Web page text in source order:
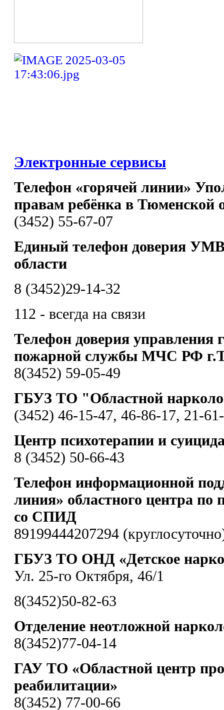
Электронные сервисы
Телефон «горячей линии»
правам ребёнка в Тюменской
(3452) 55-67-07
Единый телефон доверия
области
8 (3452)29-14-32
112 - всегда на связи
Телефон доверия управления
пожарной службы МЧС РФ
8(3452) 59-05-49
ГБУЗ ТО "Областной
(3452) 46-15-47, 46-86-17, 21-
Центр психотерапии и
8 (3452) 50-66-43
Телефон информационной
линия» областного центра по
со СПИД
89199444207294
ГБУЗ ТО ОНД «Детское
Ул. 25-го Октября, 46/1
8(3452)50-82-63
Отделение неотложной
8(3452)77-04-14
ГАУ ТО «Областной центр
реабилитации»
8(3452) 77-00-66